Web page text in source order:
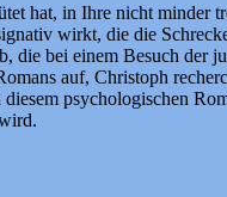
hat, in Ihre nicht minder
wirkt, die die
bei einem Besuch der
auf, Christoph
psychologischen